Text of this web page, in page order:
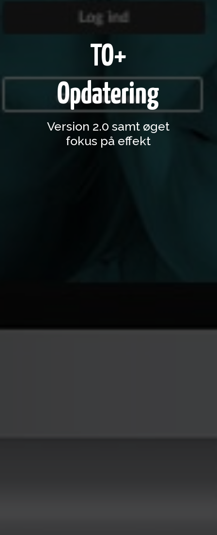
TO+
Opdatering
Version 2.0 samt øget
fokus på effekt